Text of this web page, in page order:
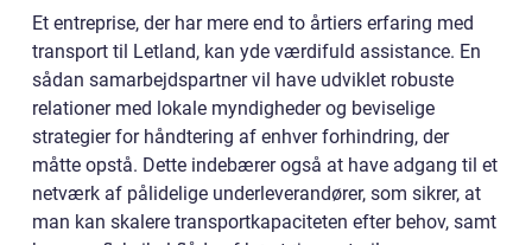
Et entreprise, der har mere end to årtiers erfaring med
transport til Letland, kan yde værdifuld assistance. En
sådan samarbejdspartner vil have udviklet robuste
relationer med lokale myndigheder og beviselige
strategier for håndtering af enhver forhindring, der
måtte opstå. Dette indebærer også at have adgang til et
netværk af pålidelige underleverandører, som sikrer, at
man kan skalere transportkapaciteten efter behov, samt